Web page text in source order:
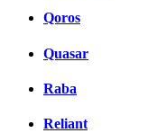
Qoros
Quasar
Raba
Reliant